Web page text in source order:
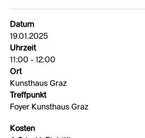
Datum
19.01.2025
Uhrzeit
11:00 - 12:00
Ort
Kunsthaus Graz
Treffpunkt
Foyer Kunsthaus Graz
Kosten